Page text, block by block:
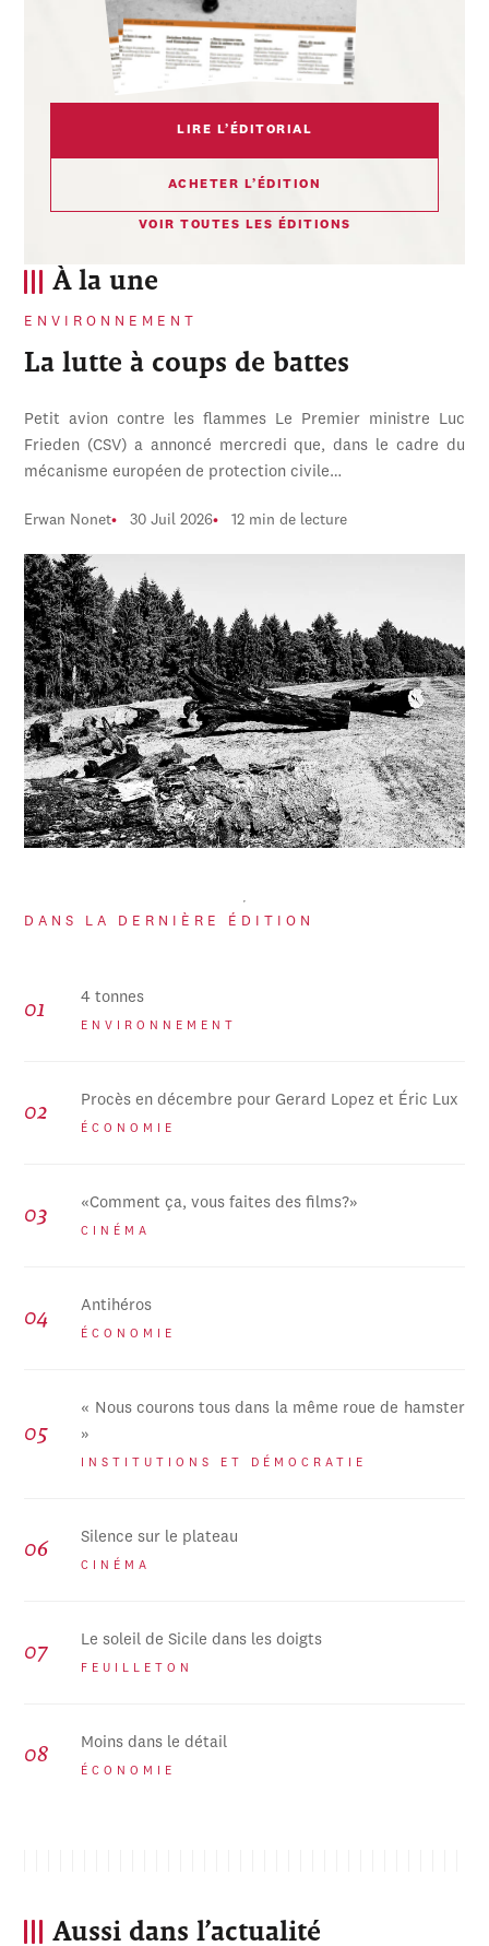
À la une
ENVIRONNEMENT
La lutte à coups de battes
Petit avion contre les flammes Le Premier ministre Luc
Frieden (CSV) a annoncé mercredi que, dans le cadre du
mécanisme européen de protection civile…
Erwan Nonet 30 Juil 2026 12 min de lecture
DANS LA DERNIÈRE ÉDITION
4 tonnes
ENVIRONNEMENT
Procès en décembre pour Gerard Lopez et Éric Lux
ÉCONOMIE
«Comment ça, vous faites des films?»
CINÉMA
Antihéros
ÉCONOMIE
« Nous courons tous dans la même roue de hamster
»
INSTITUTIONS ET DÉMOCRATIE
Silence sur le plateau
CINÉMA
Le soleil de Sicile dans les doigts
FEUILLETON
Moins dans le détail
ÉCONOMIE
LIRE L’ÉDITORIAL
ACHETER L’ÉDITION
VOIR TOUTES LES ÉDITIONS
Aussi dans l’actualité